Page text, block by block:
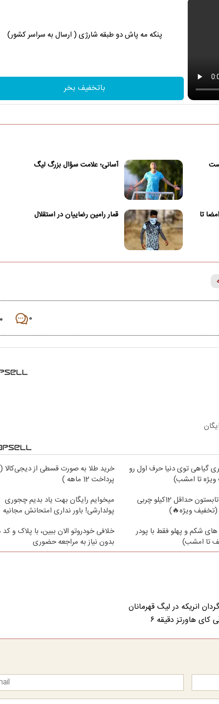
پنکه مه پاش دو طبقه شارژی ( ارسال به سراسر کشور)
باتخفیف بخر
آسانی؛ علامت سؤال بزرگ لیگ
تا قمار رامین رضاییان در استقلال
۰
گیاهی توی دنیا حرف اول رو
ویژه تا امشب)
خرید طلا به صورت قسطی از دیجی‌کالا (
پرداخت 12 ماهه )
از الان تا آخر تابستون حداقل 12کیلو چربی
ویژه🔥)
میخوایم رایگان بهت یاد بدیم چجوری
پولدارشی! باور نداری امتحانش مجانیه
شکم و پهلو فقط با پودر
تا امشب)
خلافی خودروتو الان ببین، با پلاک و کد
بدون نیاز به مراجعه حضوری
هاورتز دقیقه ۶